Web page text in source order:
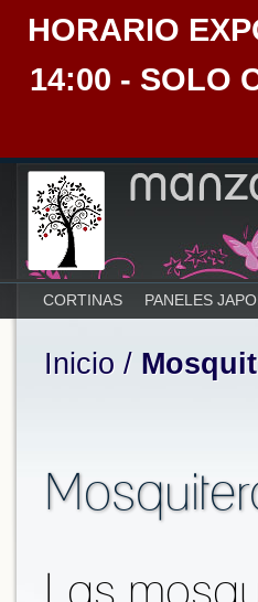
HORARIO
14:00 - SOLO
CORTINAS PANELES
Inicio /
Las